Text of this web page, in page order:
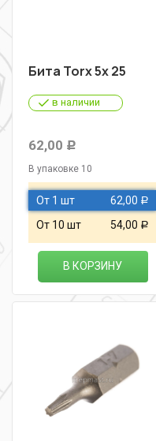
Бита Torx 5х 25
в наличии
62,00 Р
В упаковке 10
От 1 шт 62,00 Р
От 10 шт 54,00 Р
В КОРЗИНУ